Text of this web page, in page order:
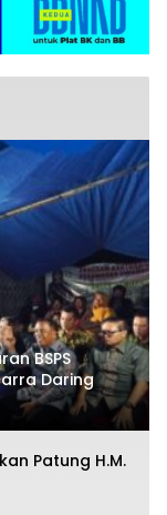
BSPS
Daring
Patung H.M.